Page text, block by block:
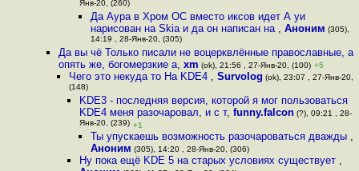
Янв-20, (260)
Да Аура в Хром ОС вместо иксов идет А уи
нарисован на Skia и да он написан на , Аноним (305),
14:19 , 28-Янв-20, (305)
Да вы чё Только писали не воцерквлённые православные, а
опять же, богомерзкие а, xm (ok), 21:56 , 27-Янв-20, (100) +5
Чего это некуда то На KDE4 , Survolog (ok), 23:07 , 27-Янв-20,
(148)
KDE3 - последняя версия, которой я мог пользоваться
KDE4 меня разочаровал, и с т,funny.falcon (?), 09:21 , 28-
Янв-20, (239) +1
Ты упускаешь возможность разочароваться дважды ,
Аноним (305), 14:20 , 28-Янв-20, (306)
Ну пока ещё KDE 5 на старых условиях существует ,